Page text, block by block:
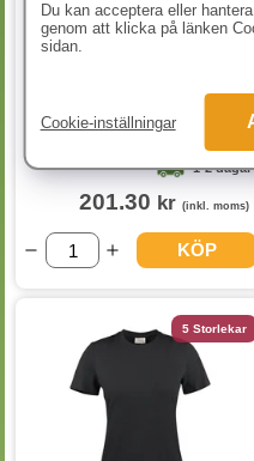
1-2 dagar
201.30 kr (inkl. moms)
KÖP
5 Storlekar
Du kan acceptera eller
genom att klicka på länken
sidan.
Cookie-inställningar